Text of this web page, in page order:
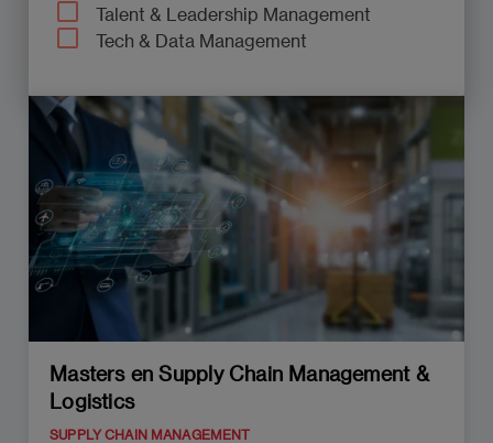
Talent & Leadership Management
Tech & Data Management
Masters en Supply Chain Management &
Logistics
SUPPLY CHAIN MANAGEMENT